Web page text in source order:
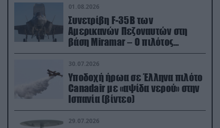
01.08.2026
Συνετρίβη F-35B των
Αμερικανών Πεζοναυτών στη
βάση Miramar – Ο πιλότος
εκτινάχθηκε εγκαίρως
30.07.2026
Υποδοχή ήρωα σε Έλληνα πιλότο
Canadair με «αψίδα νερού» στην
Ισπανία (βίντεο)
29.07.2026